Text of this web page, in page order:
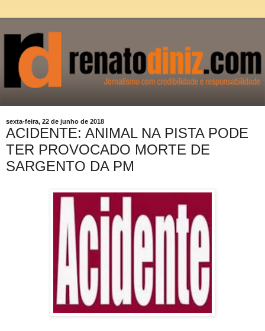
sexta-feira, 22 de junho de 2018
ACIDENTE: ANIMAL NA PISTA PODE
TER PROVOCADO MORTE DE
SARGENTO DA PM